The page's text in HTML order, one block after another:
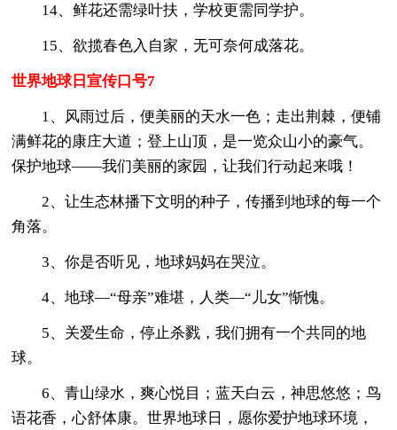
14、鲜花还需绿叶扶，学校更需同学护。
15、欲揽春色入自家，无可奈何成落花。
世界地球日宣传口号7
1、风雨过后，便美丽的天水一色；走出荆棘，便铺
满鲜花的康庄大道；登上山顶，是一览众山小的豪气。
保护地球——我们美丽的家园，让我们行动起来哦！
2、让生态林播下文明的种子，传播到地球的每一个
角落。
3、你是否听见，地球妈妈在哭泣。
4、地球—“母亲”难堪，人类—“儿女”惭愧。
5、关爱生命，停止杀戮，我们拥有一个共同的地
球。
6、青山绿水，爽心悦目；蓝天白云，神思悠悠；鸟
语花香，心舒体康。世界地球日，愿你爱护地球环境，